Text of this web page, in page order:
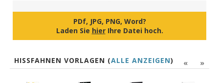
PDf, JPG, PNG, Word?
Laden Sie hierIhre Datei hoch.
« »
HISSFAHNEN VORLAGEN (ALLE ANZEIGEN)